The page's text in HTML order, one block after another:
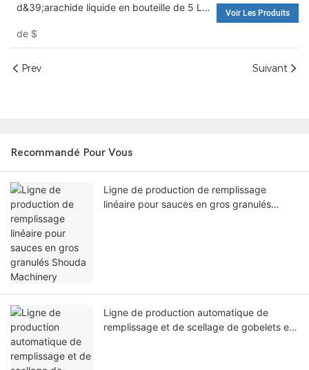
d&39;arachide liquide en bouteille de 5 L
- machine de remplissage d&39;eau et
machine à laver
de $
Voir Les Produits
Prev Suivant
Recommandé Pour Vous
Ligne de production de remplissage
linéaire pour sauces en gros granulés
Ligne de production automatique de
remplissage et de scellage de gobelets en